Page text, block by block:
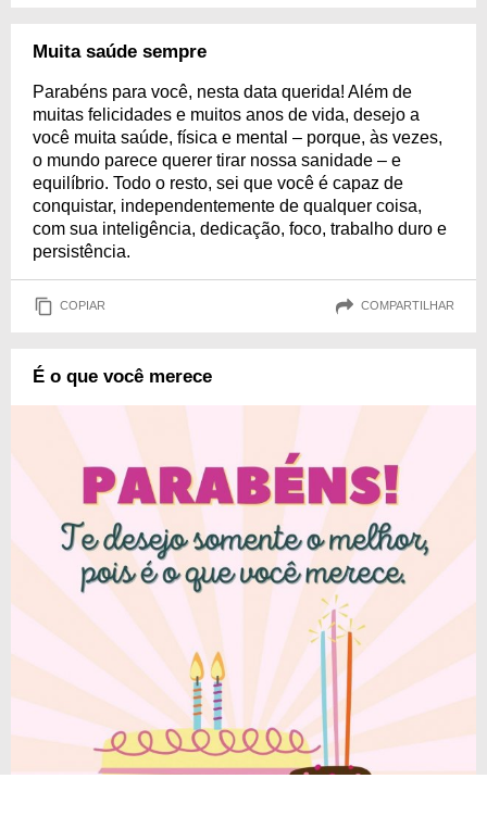
Muita saúde sempre
Parabéns para você, nesta data querida! Além de
muitas felicidades e muitos anos de vida, desejo a
você muita saúde, física e mental – porque, às vezes,
o mundo parece querer tirar nossa sanidade – e
equilíbrio. Todo o resto, sei que você é capaz de
conquistar, independentemente de qualquer coisa,
com sua inteligência, dedicação, foco, trabalho duro e
persistência.
COPIAR COMPARTILHAR
É o que você merece